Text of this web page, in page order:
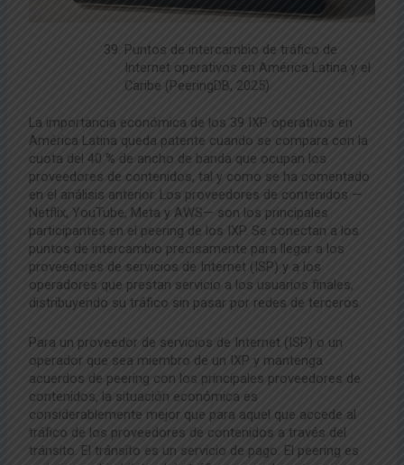
Puntos de intercambio de tráfico de
Internet operativos en América Latina y el
Caribe (PeeringDB, 2025)
La importancia económica de los 39 IXP operativos en
América Latina queda patente cuando se compara con la
cuota del 40 % de ancho de banda que ocupan los
proveedores de contenidos, tal y como se ha comentado
en el análisis anterior. Los proveedores de contenidos —
Netflix, YouTube, Meta y AWS— son los principales
participantes en el peering de los IXP. Se conectan a los
puntos de intercambio precisamente para llegar a los
proveedores de servicios de Internet (ISP) y a los
operadores que prestan servicio a los usuarios finales,
distribuyendo su tráfico sin pasar por redes de terceros.
Para un proveedor de servicios de Internet (ISP) o un
operador que sea miembro de un IXP y mantenga
acuerdos de peering con los principales proveedores de
contenidos, la situación económica es
considerablemente mejor que para aquel que accede al
tráfico de los proveedores de contenidos a través del
tránsito. El tránsito es un servicio de pago. El peering es